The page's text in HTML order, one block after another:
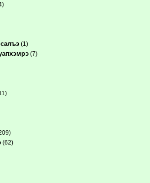
(1)
(7)
(62)